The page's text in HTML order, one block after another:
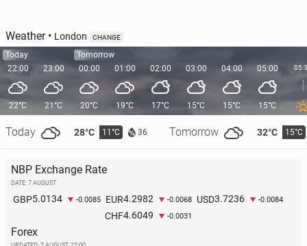
Weather• London CHANGE
Today
22:00
22°C
Today 28°C 11°C 36 Tomorrow 32°C 15°C
23:00
21°C
Tomorrow
00:00
20°C
01:00
19°C
02:00
17°C
03:00
15°C
04:00
15°C
05:00
15°C
NBP Exchange Rate
DATE: 7 AUGUST
GBP5.0134 -0.0085 EUR4.2982 -0.0068 USD3.7236 -0.0084
CHF4.6049 -0.0031
Forex